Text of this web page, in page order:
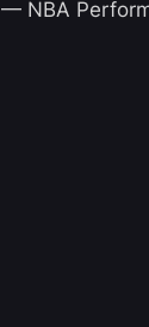
— NBA